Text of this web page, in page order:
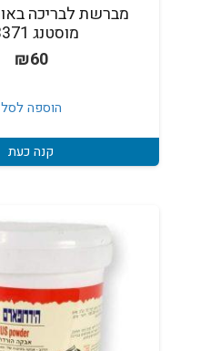
מוסטנג 23371
₪60
הוספה לסל
קנה כעת